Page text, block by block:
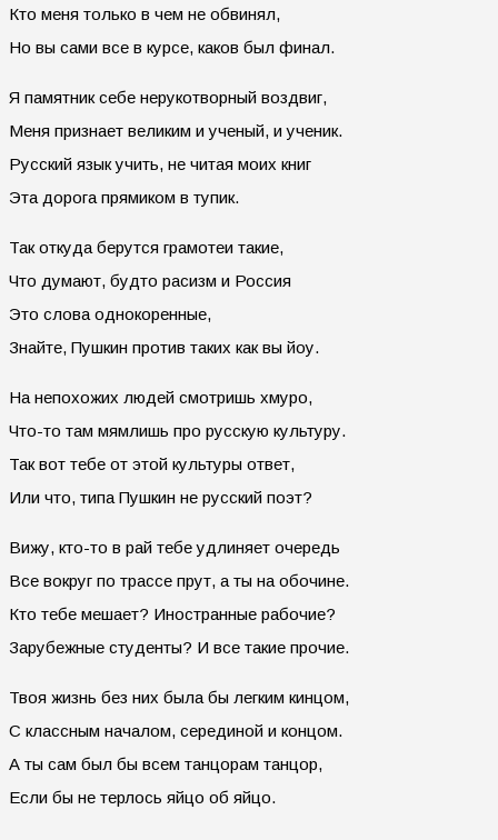
Кто меня только в чем не обвинял,
Но вы сами все в курсе, каков был финал.
Я памятник себе нерукотворный воздвиг,
Меня признает великим и ученый, и ученик.
Русский язык учить, не читая моих книг
Эта дорога прямиком в тупик.
Так откуда берутся грамотеи такие,
Что думают, будто расизм и Россия
Это слова однокоренные,
Знайте, Пушкин против таких как вы йоу.
На непохожих людей смотришь хмуро,
Что-то там мямлишь про русскую культуру.
Так вот тебе от этой культуры ответ,
Или что, типа Пушкин не русский поэт?
Вижу, кто-то в рай тебе удлиняет очередь
Все вокруг по трассе прут, а ты на обочине.
Кто тебе мешает? Иностранные рабочие?
Зарубежные студенты? И все такие прочие.
Твоя жизнь без них была бы легким кинцом,
С классным началом, серединой и концом.
А ты сам был бы всем танцорам танцор,
Если бы не терлось яйцо об яйцо.